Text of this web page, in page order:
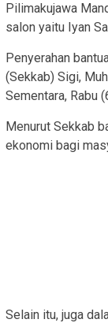
Pilimakujawa
salon yaitu Iyan
Penyerahan
(Sekkab) Sigi,
Sementara, Rabu
Menurut Sekkab
ekonomi bagi
Selain itu, juga